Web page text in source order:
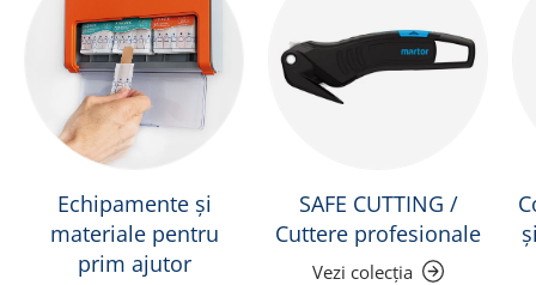
Echipamente și
materiale pentru
prim ajutor
SAFE CUTTING /
Cuttere profesionale
Vezi colecția